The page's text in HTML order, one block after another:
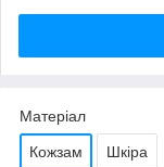
Матеріал
Кожзам Шкіра